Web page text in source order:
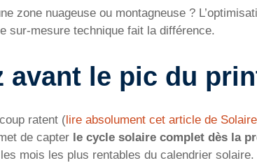
zone nuageuse ou montagneuse ?
sur-mesure technique fait la différence.
avant le pic du
ratent (lire absolument cet article de
de capter le cycle solaire complet dès la
mois les plus rentables du calendrier solaire.